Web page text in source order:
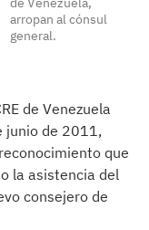
arropan al cónsul
general.
de Venezuela
junio de 2011,
que
la asistencia del
consejero de